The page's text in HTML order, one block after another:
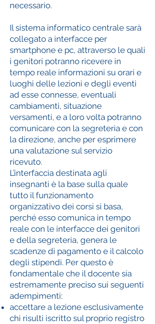
necessario.
Il sistema informatico centrale sarà
collegato a interfacce per
smartphone e pc, attraverso le quali
i genitori potranno ricevere in
tempo reale informazioni su orari e
luoghi delle lezioni e degli eventi
ad esse connesse, eventuali
cambiamenti, situazione
versamenti, e a loro volta potranno
comunicare con la segreteria e con
la direzione, anche per esprimere
una valutazione sul servizio
ricevuto.
L’interfaccia destinata agli
insegnanti è la base sulla quale
tutto il funzionamento
organizzativo dei corsi si basa,
perché esso comunica in tempo
reale con le interfacce dei genitori
e della segreteria, genera le
scadenze di pagamento e il calcolo
degli stipendi. Per questo è
fondamentale che il docente sia
estremamente preciso sui seguenti
adempimenti:
accettare a lezione esclusivamente
chi risulti iscritto sul proprio registro